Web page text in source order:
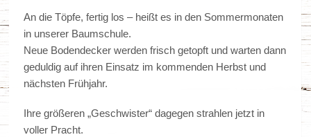
An die Töpfe, fertig los – heißt es in den Sommermonaten
in unserer Baumschule.
Neue Bodendecker werden frisch getopft und warten dann
geduldig auf ihren Einsatz im kommenden Herbst und
nächsten Frühjahr.
Ihre größeren „Geschwister“ dagegen strahlen jetzt in
voller Pracht.